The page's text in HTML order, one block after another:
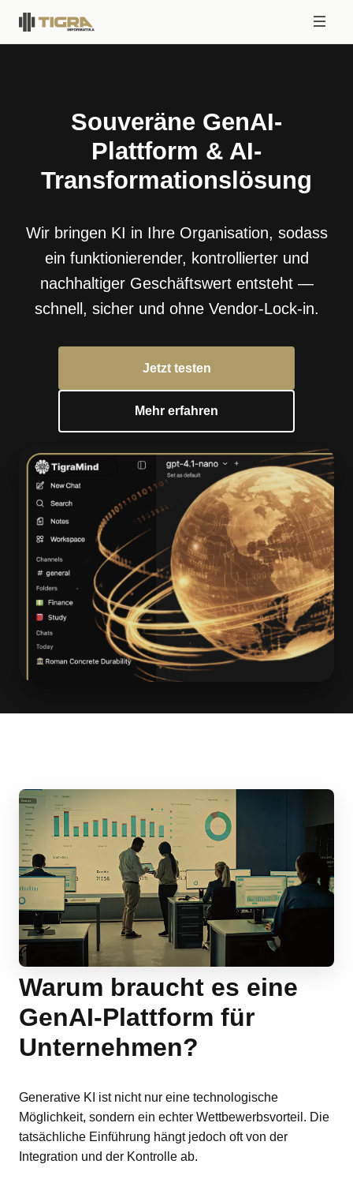
Souveräne GenAI-
Plattform & AI-
Transformationslösung
Wir bringen KI in Ihre Organisation, sodass
ein funktionierender, kontrollierter und
nachhaltiger Geschäftswert entsteht —
schnell, sicher und ohne Vendor-Lock-in.
Jetzt testen
Mehr erfahren
Warum braucht es eine
GenAI-Plattform für
Unternehmen?
Generative KI ist nicht nur eine technologische
Möglichkeit, sondern ein echter Wettbewerbsvorteil. Die
tatsächliche Einführung hängt jedoch oft von der
Integration und der Kontrolle ab.